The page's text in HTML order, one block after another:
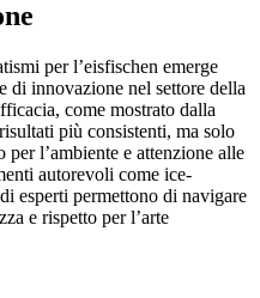
per l’eisfischen emerge
di innovazione nel settore della
come mostrato dalla
più consistenti, ma solo
per l’ambiente e attenzione alle
autorevoli come ice-
esperti permettono di navigare
e rispetto per l’arte